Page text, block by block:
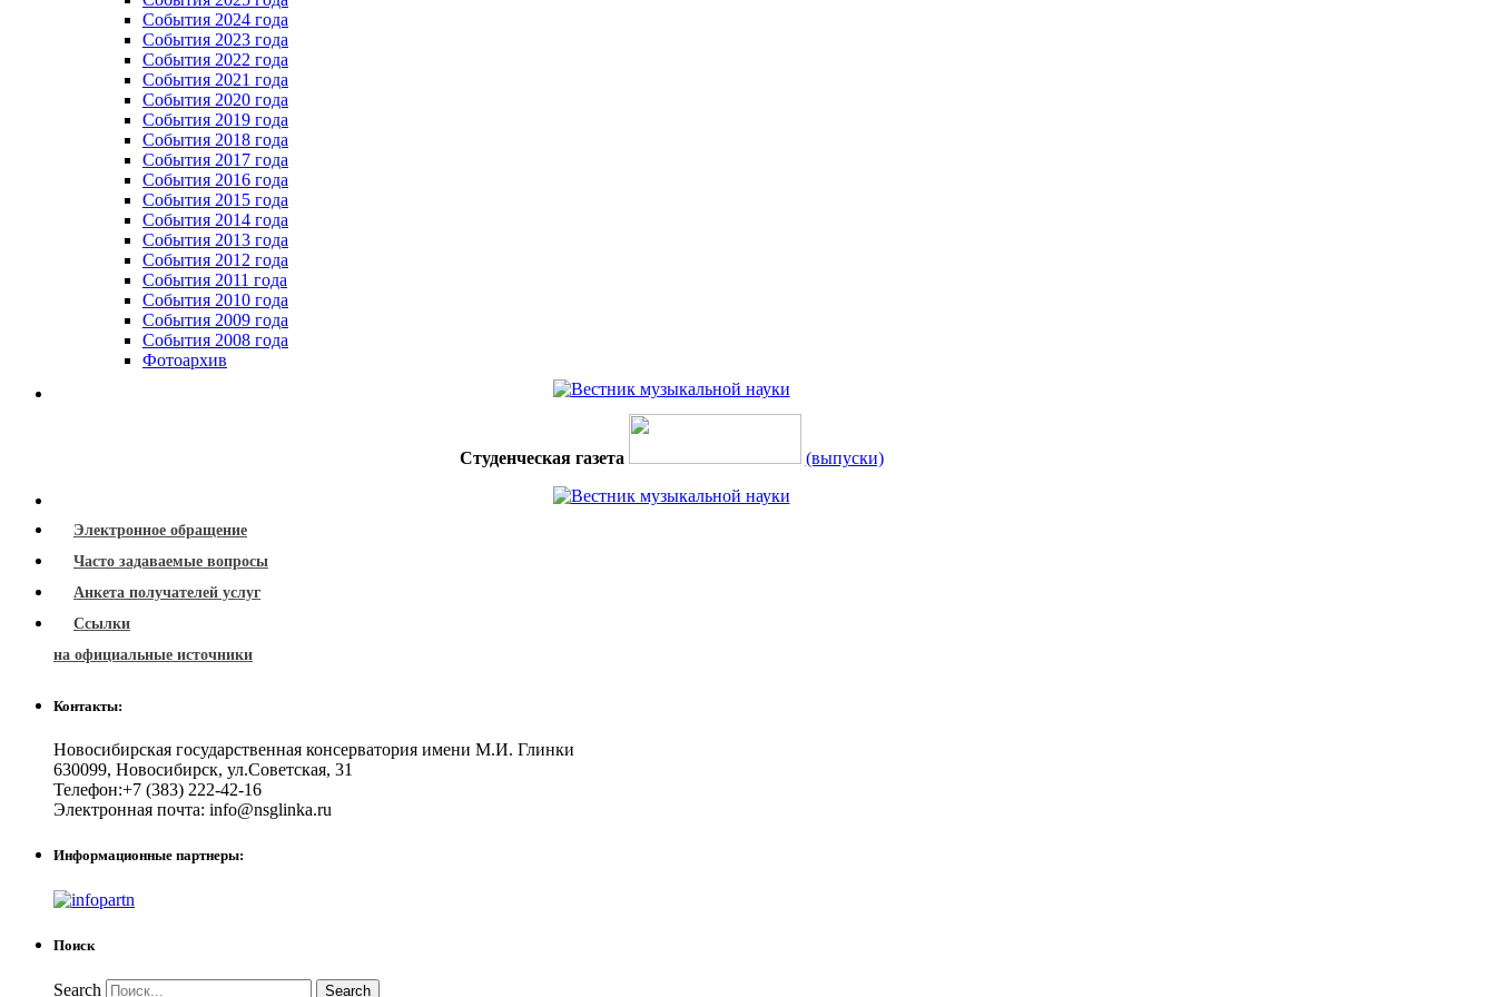
События 2024 года
События 2023 года
Cобытия 2022 года
Cобытия 2021 года
События 2020 года
События 2019 года
События 2018 года
События 2017 года
События 2016 года
События 2015 года
События 2014 года
События 2013 года
События 2012 года
События 2011 года
События 2010 года
События 2009 года
События 2008 года
Фотоархив
Студенческая газета (выпуски)
Электронное обращение
Часто задаваемые вопросы
Анкета получателей услуг
Ссылки
на официальные источники
Контакты:
Новосибирская государственная консерватория имени М.И. Глинки
630099, Новосибирск, ул.Советская, 31
Телефон:+7 (383) 222-42-16
Электронная почта: info@nsglinka.ru
Информационные партнеры:
Поиск
Search